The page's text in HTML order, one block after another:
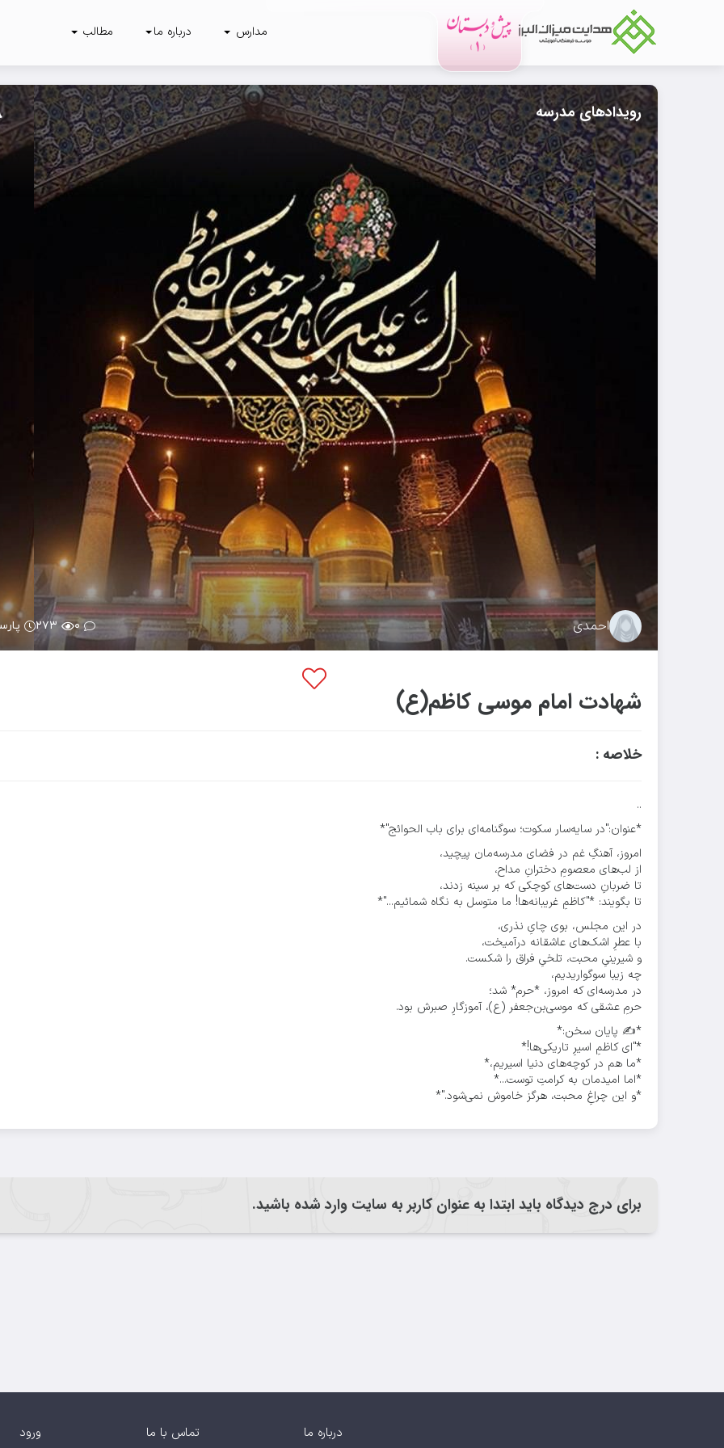
مدارس درباره ما مطالب
رویدادهای مدرسه
احمدی ۰ ۲۷۳
شهادت امام موسی کاظم(ع)
خلاصه :
..
*عنوان:"در سایه‌سار سکوت؛ سوگنامه‌ای برای باب الحوائج"*
امروز، آهنگِ غم در فضای مدرسه‌مان پیچید،
از لب‌های معصومِ دخترانِ مداح،
تا ضربانِ دست‌های کوچکی که بر سینه‌ زدند،
تا بگویند: *"کاظمِ غریبانه‌ها! ما متوسل به نگاه شمائیم..."*
در این مجلس، بوی چایِ نذری،
با عطرِ اشک‌های عاشقانه درآمیخت،
و شیرینیِ محبت، تلخیِ فراق را شکست.
چه زیبا سوگواریدیم،
در مدرسه‌ای که امروز، *حرم* شد؛
حرمِ عشقی که موسی‌بن‌جعفر (ع)، آموزگارِ صبرش بود.
*✍️ پایان سخن:*
*"ای کاظمِ اسیرِ تاریکی‌ها!*
*ما هم در کوچه‌های دنیا اسیریم،*
*اما امیدمان به کرامتِ توست...*
*و این چراغِ محبت، هرگز خاموش نمی‌شود."*
برای درج دیدگاه باید ابتدا به عنوان کاربر به سایت وارد شده باشید.
درباره ما تماس با ما ورود